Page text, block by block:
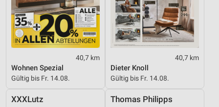
40,7 km
Wohnen Spezial
Gültig bis Fr. 14.08.
40,7 km
Dieter Knoll
Gültig bis Fr. 14.08.
XXXLutz Thomas Philipps